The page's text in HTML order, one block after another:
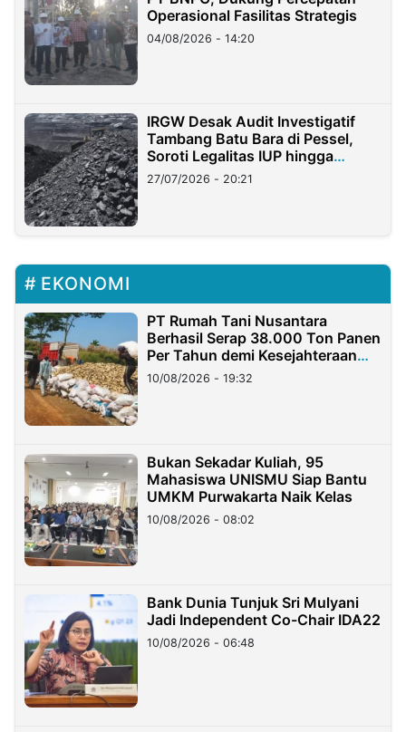
Operasional Fasilitas Strategis
04/08/2026 - 14:20
IRGW Desak Audit Investigatif
Tambang Batu Bara di Pessel,
Soroti Legalitas IUP hingga
Stockpile
27/07/2026 - 20:21
EKONOMI
PT Rumah Tani Nusantara
Berhasil Serap 38.000 Ton Panen
Per Tahun demi Kesejahteraan
Petani
10/08/2026 - 19:32
Bukan Sekadar Kuliah, 95
Mahasiswa UNISMU Siap Bantu
UMKM Purwakarta Naik Kelas
10/08/2026 - 08:02
Bank Dunia Tunjuk Sri Mulyani
Jadi Independent Co-Chair IDA22
10/08/2026 - 06:48